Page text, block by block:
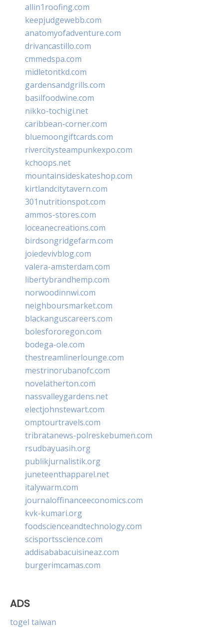
allin1roofing.com
keepjudgewebb.com
anatomyofadventure.com
drivancastillo.com
cmmedspa.com
midletontkd.com
gardensandgrills.com
basilfoodwine.com
nikko-tochigi.net
caribbean-corner.com
bluemoongiftcards.com
rivercitysteampunkexpo.com
kchoops.net
mountainsideskateshop.com
kirtlandcitytavern.com
301nutritionspot.com
ammos-stores.com
loceanecreations.com
birdsongridgefarm.com
joiedevivblog.com
valera-amsterdam.com
libertybrandhemp.com
norwoodinnwi.com
neighboursmarket.com
blackanguscareers.com
bolesfororegon.com
bodega-ole.com
thestreamlinerlounge.com
mestrinorubanofc.com
novelatherton.com
nassvalleygardens.net
electjohnstewart.com
omptourtravels.com
tribratanews-polreskebumen.com
rsudbayuasih.org
publikjurnalistik.org
juneteenthapparel.net
italywarm.com
journaloffinanceeconomics.com
kvk-kumari.org
foodscienceandtechnology.com
scisportsscience.com
addisababacuisineaz.com
burgerimcamas.com
ADS
togel taiwan